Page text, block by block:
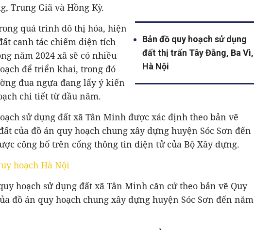
Trung Giã và Hồng Kỳ.
Bản đồ quy hoạch sử dụng
đất thị trấn Tây Đằng, Ba Vì,
Hà Nội
quá trình đô thị hóa, hiện
canh tác chiếm diện tích
năm 2024 xã sẽ có nhiều
để triển khai, trong đó
đua ngựa đang lấy ý kiến
chi tiết từ đầu năm.
sử dụng đất xã Tân Minh được xác định theo bản vẽ
của đồ án quy hoạch chung xây dựng huyện Sóc Sơn đến
công bố trên cổng thông tin điện tử của Bộ Xây dựng.
hoạch Hà Nội
hoạch sử dụng đất xã Tân Minh căn cứ theo bản vẽ Quy
đồ án quy hoạch chung xây dựng huyện Sóc Sơn đến năm